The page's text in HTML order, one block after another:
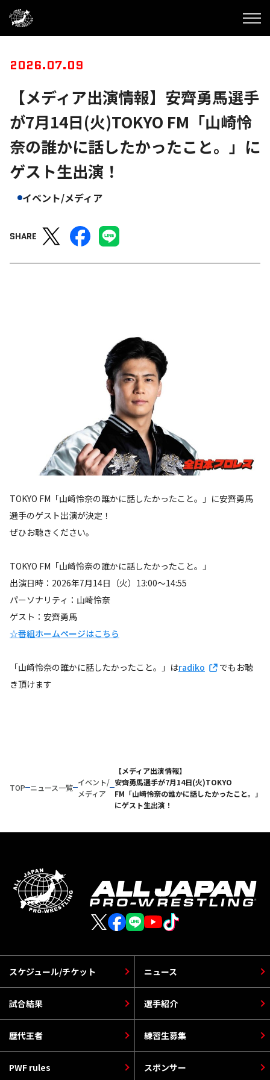
2026.07.09
【メディア出演情報】安齊勇馬選手
が7月14日(火)TOKYO FM「山崎怜
奈の誰かに話したかったこと。」に
ゲスト生出演！
イベント/メディア
SHARE
TOKYO FM「山崎怜奈の誰かに話したかったこと。」に安齊勇馬
選手のゲスト出演が決定！
ぜひお聴きください。
TOKYO FM「山崎怜奈の誰かに話したかったこと。」
出演日時：2026年7月14日（火）13:00～14:55
パーソナリティ：山崎怜奈
ゲスト：安齊勇馬
☆番組ホームページはこちら
「山崎怜奈の誰かに話したかったこと。」はradiko
でもお聴
き頂けます
TOP ニュース一覧
イベント/
メディア
【メディア出演情報】
安齊勇馬選手が7月14日(火)TOKYO
FM「山崎怜奈の誰かに話したかったこと。」
にゲスト生出演！
スケジュール/チケット
選手紹介
PWF rules
ニュース
歴代王者
スポンサー
試合結果
練習生募集